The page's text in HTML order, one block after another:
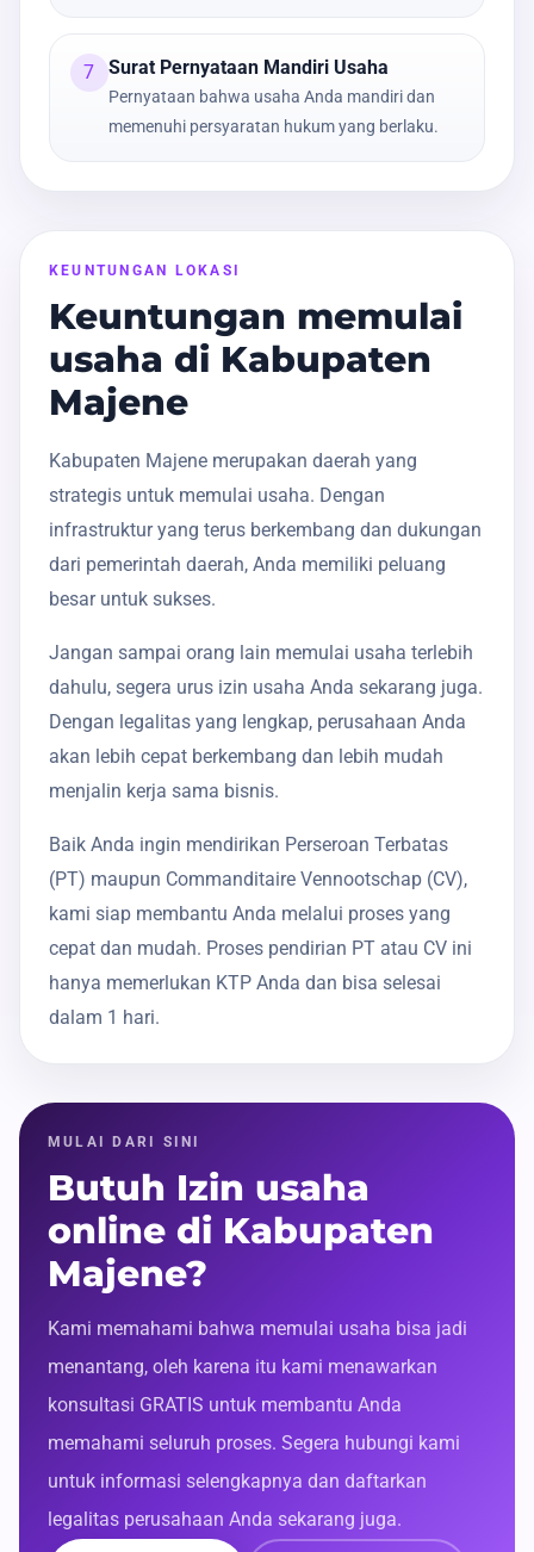
7 Surat Pernyataan Mandiri Usaha
Pernyataan bahwa usaha Anda mandiri dan
memenuhi persyaratan hukum yang berlaku.
KEUNTUNGAN LOKASI
Keuntungan memulai
usaha di Kabupaten
Majene
Kabupaten Majene merupakan daerah yang
strategis untuk memulai usaha. Dengan
infrastruktur yang terus berkembang dan dukungan
dari pemerintah daerah, Anda memiliki peluang
besar untuk sukses.
Jangan sampai orang lain memulai usaha terlebih
dahulu, segera urus izin usaha Anda sekarang juga.
Dengan legalitas yang lengkap, perusahaan Anda
akan lebih cepat berkembang dan lebih mudah
menjalin kerja sama bisnis.
Baik Anda ingin mendirikan Perseroan Terbatas
(PT) maupun Commanditaire Vennootschap (CV),
kami siap membantu Anda melalui proses yang
cepat dan mudah. Proses pendirian PT atau CV ini
hanya memerlukan KTP Anda dan bisa selesai
dalam 1 hari.
MULAI DARI SINI
Butuh Izin usaha
online di Kabupaten
Majene?
Kami memahami bahwa memulai usaha bisa jadi
menantang, oleh karena itu kami menawarkan
konsultasi GRATIS untuk membantu Anda
memahami seluruh proses. Segera hubungi kami
untuk informasi selengkapnya dan daftarkan
legalitas perusahaan Anda sekarang juga.